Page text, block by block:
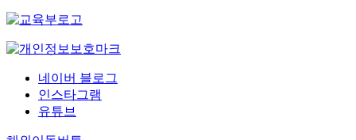
네이버 블로그
인스타그램
유튜브